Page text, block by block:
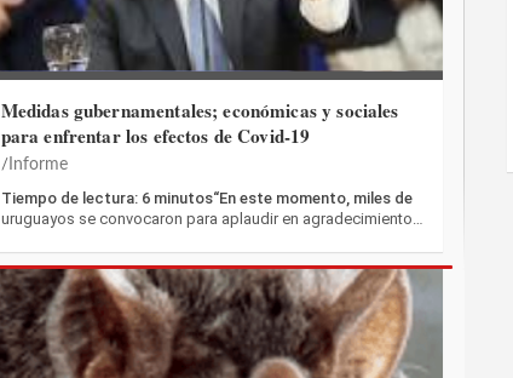
Medidas gubernamentales; económicas y sociales
para enfrentar los efectos de Covid-19
Informe
Tiempo de lectura: 6 minutos“En este momento, miles de
uruguayos se convocaron para aplaudir en agradecimiento…